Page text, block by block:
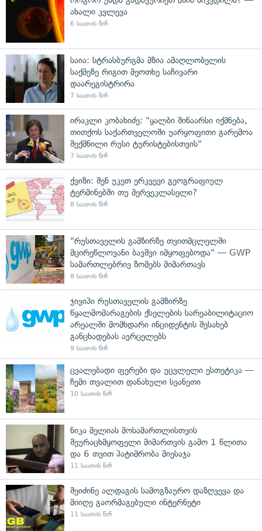
ახალი კვლევა
6 საათის წინ
საია: სტრასბურგმა მზია ამაღლობელის
საქმეზე რიგით მეოთხე საჩივარი
დაარეგისტრირა
7 საათის წინ
ირაკლი კობახიძე: "ყალბი შინაარსი იქმნება,
თითქოს საქართველოში უარყოფითი გარემოა
შექმნილი რუსი ტურისტებისთვის"
7 საათის წინ
ქვიზი: შენ უკეთ ერკვევი გეოგრაფიულ
ტერმინებში თუ მერვეკლასელი?
8 საათის წინ
"რუსთაველის გამზირზე თვითმცლელში
მცირეწლოვანი ბავშვი იმყოფებოდა" — GWP
სამართლებრივ ზომებს მიმართავს
8 საათის წინ
ჯივიპი რუსთაველის გამზირზე
წყალმომარაგების ქსელების სარეაბილიტაციო
არეალში მომხდარი ინციდენტის შესახებ
განცხადებას ავრცელებს
9 საათის წინ
ცვალებადი ფერები და უცვლელი ესთეტიკა —
ჩემი თვალით დანახული სვანეთი
10 საათის წინ
ნიკა მელიას მოსამართლისთვის
შეურაცხმყოფელი მიმართვის გამო 1 წლითა
და 6 თვით პატიმრობა მიესაჯა
11 საათის წინ
შეიძინე ალდაგის სამოგზაურო დაზღვევა და
მიიღე გაორმაგებული ინტერნეტი
11 საათის წინ